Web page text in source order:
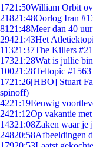
1721:50William Orbit
21821:48Oorlog Iran
81 21:48Meer dan 40
29421:43Het
11321:37The Killers
17321:28Wat is jullie
10021:28Teltopic
1721:26[HBO] Stuart
spinoff)
4221:19Eeuwig
2421:12Op vakantie
14321:08Zaken waar je
24820:58Afbeeldingen